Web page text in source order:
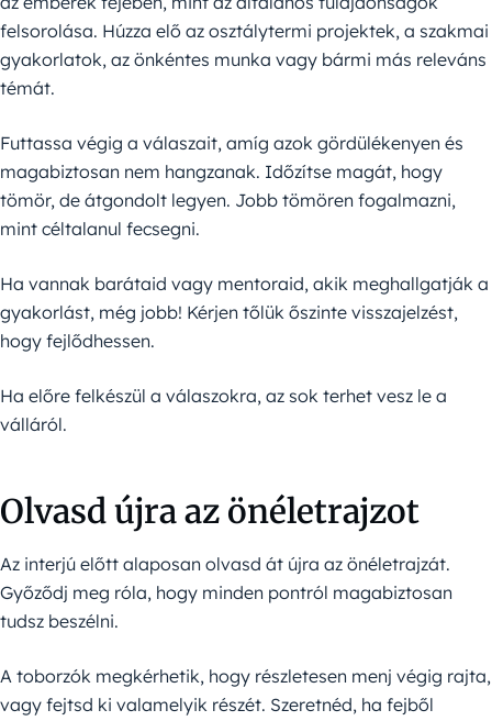
felsorolása. Húzza elő az osztálytermi projektek, a szakmai
gyakorlatok, az önkéntes munka vagy bármi más releváns
témát.
Futtassa végig a válaszait, amíg azok gördülékenyen és
magabiztosan nem hangzanak. Időzítse magát, hogy
tömör, de átgondolt legyen. Jobb tömören fogalmazni,
mint céltalanul fecsegni.
Ha vannak barátaid vagy mentoraid, akik meghallgatják a
gyakorlást, még jobb! Kérjen tőlük őszinte visszajelzést,
hogy fejlődhessen.
Ha előre felkészül a válaszokra, az sok terhet vesz le a
válláról.
Olvasd újra az önéletrajzot
Az interjú előtt alaposan olvasd át újra az önéletrajzát.
Győződj meg róla, hogy minden pontról magabiztosan
tudsz beszélni.
A toborzók megkérhetik, hogy részletesen menj végig rajta,
vagy fejtsd ki valamelyik részét. Szeretnéd, ha fejből